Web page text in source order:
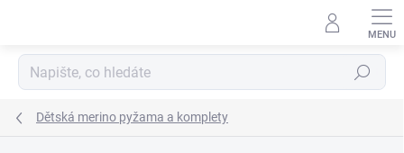
Hledat
Dětská merino pyžama a komplety